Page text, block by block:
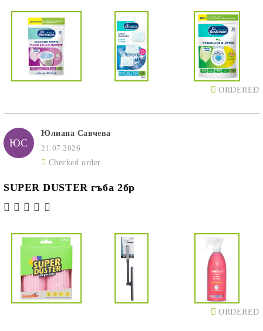
ORDERED
ЮС
Юлиана Савчева
21.07.2026
Checked order
SUPER DUSTER гъба 2бр
ORDERED